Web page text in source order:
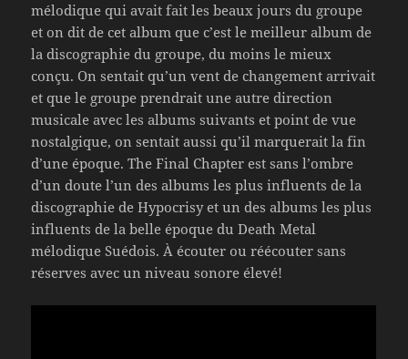
mélodique qui avait fait les beaux jours du groupe
et on dit de cet album que c’est le meilleur album de
la discographie du groupe, du moins le mieux
conçu. On sentait qu’un vent de changement arrivait
et que le groupe prendrait une autre direction
musicale avec les albums suivants et point de vue
nostalgique, on sentait aussi qu’il marquerait la fin
d’une époque. The Final Chapter est sans l’ombre
d’un doute l’un des albums les plus influents de la
discographie de Hypocrisy et un des albums les plus
influents de la belle époque du Death Metal
mélodique Suédois. À écouter ou réécouter sans
réserves avec un niveau sonore élevé!